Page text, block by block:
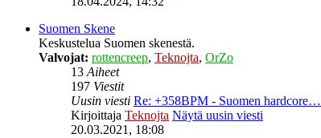
Suomen Skene
Keskustelua Suomen skenestä.
Valvojat: rottencreep, Teknojta, OrZo
13Aiheet
197 Viestit
Uusin viesti Re: +358BPM - Suomen hardcore…
Kirjoittaja Teknojta Näytä uusin viesti
20.03.2021, 18:08